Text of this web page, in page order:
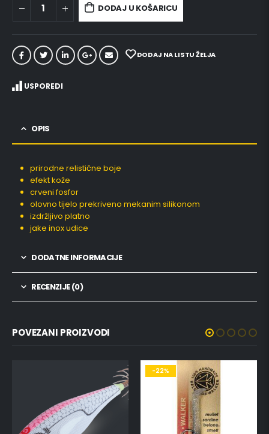
DODAJ U KOŠARICU
DODAJ NA LISTU ŽELJA
USPOREDI
OPIS
prirodne relistične boje
efekt kože
crveni fosfor
olovno tijelo prekriveno mekanim silikonom
izdržljivo platno
jake inox udice
DODATNE INFORMACIJE
RECENZIJE (0)
POVEZANI PROIZVODI
-22%